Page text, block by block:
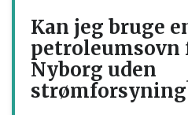
Kan jeg bruge
petroleumsovn
Nyborg uden